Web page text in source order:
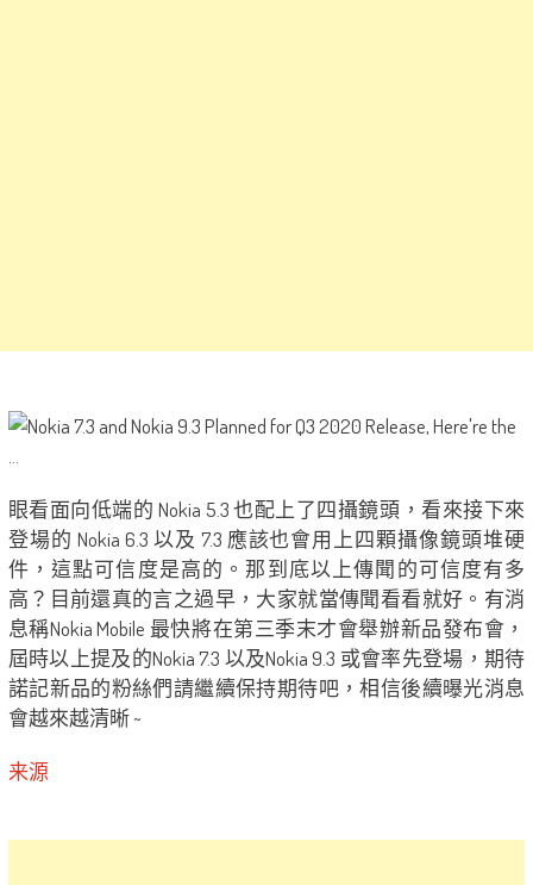
眼看面向低端的 Nokia 5.3 也配上了四攝鏡頭，看來接下來
登場的 Nokia 6.3 以及 7.3 應該也會用上四顆攝像鏡頭堆硬
件，這點可信度是高的。那到底以上傳聞的可信度有多
高？目前還真的言之過早，大家就當傳聞看看就好。有消
息稱Nokia Mobile 最快將在第三季末才會舉辦新品發布會，
屆時以上提及的Nokia 7.3 以及Nokia 9.3 或會率先登場，期待
諾記新品的粉絲們請繼續保持期待吧，相信後續曝光消息
會越來越清晰 ~
来源